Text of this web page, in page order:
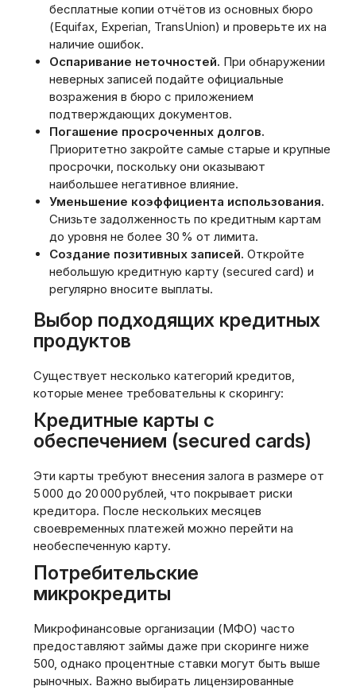
бесплатные копии отчётов из основных бюро
(Equifax‚ Experian‚ TransUnion) и проверьте их на
наличие ошибок.
Оспаривание неточностей. При обнаружении
неверных записей подайте официальные
возражения в бюро с приложением
подтверждающих документов.
Погашение просроченных долгов.
Приоритетно закройте самые старые и крупные
просрочки‚ поскольку они оказывают
наибольшее негативное влияние.
Уменьшение коэффициента использования.
Снизьте задолженность по кредитным картам
до уровня не более 30 % от лимита.
Создание позитивных записей. Откройте
небольшую кредитную карту (secured card) и
регулярно вносите выплаты.
Выбор подходящих кредитных
продуктов
Существует несколько категорий кредитов‚
которые менее требовательны к скорингу:
Кредитные карты с
обеспечением (secured cards)
Эти карты требуют внесения залога в размере от
5 000 до 20 000 рублей‚ что покрывает риски
кредитора. После нескольких месяцев
своевременных платежей можно перейти на
необеспеченную карту.
Потребительские
микрокредиты
Микрофинансовые организации (МФО) часто
предоставляют займы даже при скоринге ниже
500‚ однако процентные ставки могут быть выше
рыночных. Важно выбирать лицензированные